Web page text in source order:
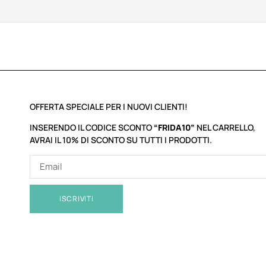
OFFERTA SPECIALE PER I NUOVI CLIENTI!
INSERENDO IL CODICE SCONTO “FRIDA10” NEL CARRELLO,
AVRAI IL 10% DI SCONTO SU TUTTI I PRODOTTI.
ISCRIVITI